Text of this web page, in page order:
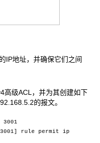
地址，并确保它们之间
高级ACL，并为其创建如下
的报文。
rule permit ip